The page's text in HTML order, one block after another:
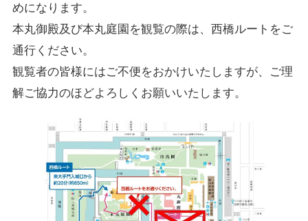
めになります。
本丸御殿及び本丸庭園を観覧の際は、西橋ルートをご
通行ください。
観覧者の皆様にはご不便をおかけいたしますが、ご理
解ご協力のほどよろしくお願いいたします。